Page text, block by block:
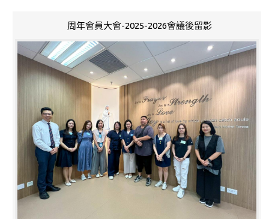
周年會員大會-2025-2026會議後留影